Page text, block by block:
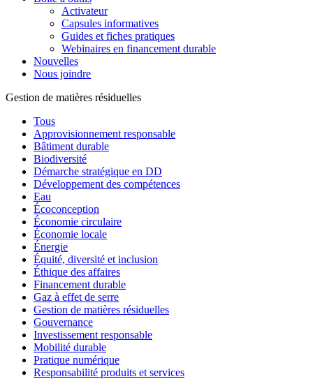
Activateur
Capsules informatives
Guides et fiches pratiques
Webinaires en financement durable
Nouvelles
Nous joindre
Gestion de matières résiduelles
Tous
Approvisionnement responsable
Bâtiment durable
Biodiversité
Démarche stratégique en DD
Développement des compétences
Eau
Écoconception
Économie circulaire
Économie locale
Énergie
Équité, diversité et inclusion
Éthique des affaires
Financement durable
Gaz à effet de serre
Gestion de matières résiduelles
Gouvernance
Investissement responsable
Mobilité durable
Pratique numérique
Responsabilité produits et services